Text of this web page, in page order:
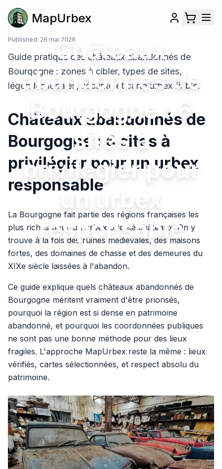
MapUrbex
Châteaux
abandonnés de
Bourgogne : 6
sites à
privilégier pour
un urbex
responsable
Published: 26 mai 2026
Guide pratique des châteaux abandonnés de
Bourgogne : zones à cibler, types de sites,
légendes locales, sécurité et carte urbex fiable.
Châteaux abandonnés de
Bourgogne : 6 sites à
privilégier pour un urbex
responsable
La Bourgogne fait partie des régions françaises les
plus riches pour un urbex orienté châteaux. On y
trouve à la fois des ruines médiévales, des maisons
fortes, des domaines de chasse et des demeures du
XIXe siècle laissées à l'abandon.
Ce guide explique quels châteaux abandonnés de
Bourgogne méritent vraiment d'être priorisés,
pourquoi la région est si dense en patrimoine
abandonné, et pourquoi les coordonnées publiques
ne sont pas une bonne méthode pour des lieux
fragiles. L'approche MapUrbex reste la même : lieux
vérifiés, cartes sélectionnées, et respect absolu du
patrimoine.